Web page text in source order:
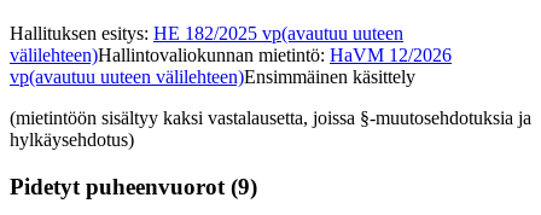
Hallituksen esitys: HE 182/2025 vp(avautuu uuteen
välilehteen)Hallintovaliokunnan mietintö: HaVM 12/2026
vp(avautuu uuteen välilehteen)Ensimmäinen käsittely
(mietintöön sisältyy kaksi vastalausetta, joissa §-muutosehdotuksia ja
hylkäysehdotus)
Pidetyt puheenvuorot (9)